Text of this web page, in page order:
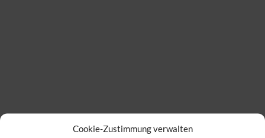
Cookie-Zustimmung verwalten